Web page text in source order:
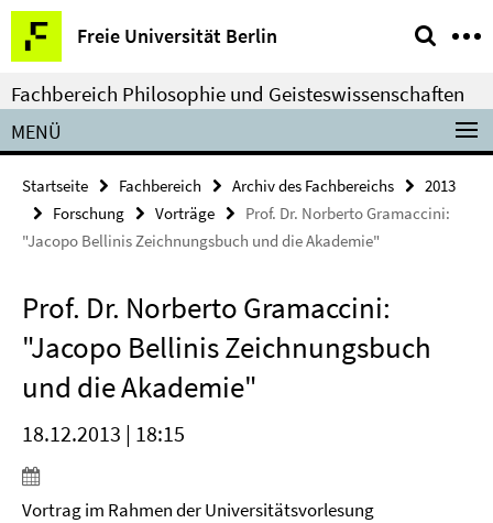
Springe
direkt
zu
Inhalt
Freie Universität Berlin
Service-
Navigation
Fachbereich Philosophie und Geisteswissenschaften
MENÜ
Startseite Fachbereich Archiv des Fachbereichs
2013
Forschung
Vorträge
Prof. Dr. Norberto Gramaccini:
"Jacopo Bellinis Zeichnungsbuch und die Akademie"
Prof. Dr. Norberto Gramaccini:
"Jacopo Bellinis Zeichnungsbuch
und die Akademie"
18.12.2013 | 18:15
Vortrag im Rahmen der Universitätsvorlesung